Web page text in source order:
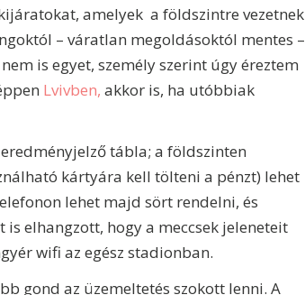
amelyek a földszintre vezetnek
– váratlan megoldásoktól mentes –
is egyet, személy szerint úgy éreztem
Lvivben, akkor is, ha utóbbiak
tábla; a földszinten
kártyára kell tölteni a pénzt) lehet
lehet majd sört rendelni, és
elhangzott, hogy a meccsek jeleneteit
wifi az egész stadionban.
gond az üzemeltetés szokott lenni. A